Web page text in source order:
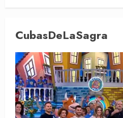
CubasDeLaSagra